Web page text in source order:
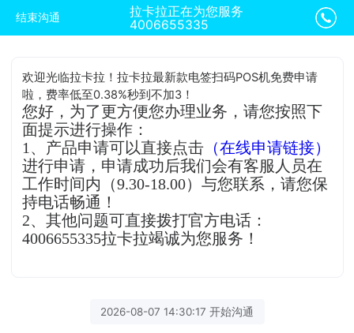
结束沟通
拉卡拉正在为您服务
4006655335
欢迎光临拉卡拉！拉卡拉最新款电签扫码POS机免费申请
啦，费率低至0.38%秒到不加3！
您好，为了更方便您办理业务，请您按照下
面提示进行操作：
1、产品申请可以直接点击 （在线申请链接）
进行申请，申请成功后我们会有客服人员在
工作时间内（9.30-18.00）与您联系，请您保
持电话畅通！
2、其他问题可直接拨打官方电话：
4006655335拉卡拉竭诚为您服务！
2026-08-07 14:30:17 开始沟通